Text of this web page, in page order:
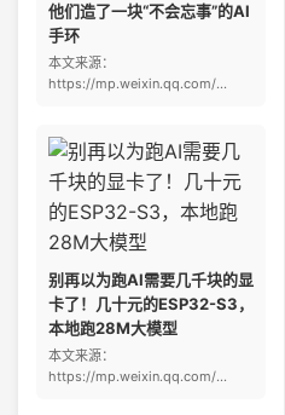
他们造了一块“不会忘事”的AI
手环
本文来源：
https://mp.weixin.qq.com/...
别再以为跑AI需要几千块的显
卡了！几十元的ESP32-S3，
本地跑28M大模型
本文来源：
https://mp.weixin.qq.com/...